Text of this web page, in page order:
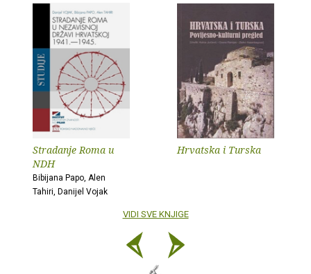
Stradanje Roma u
NDH
Bibijana Papo, Alen
Tahiri, Danijel Vojak
Hrvatska i Turska
VIDI SVE KNJIGE